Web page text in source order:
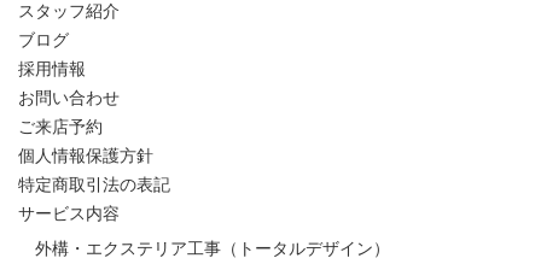
スタッフ紹介
ブログ
採用情報
お問い合わせ
ご来店予約
個人情報保護方針
特定商取引法の表記
サービス内容
外構・エクステリア工事（トータルデザイン）